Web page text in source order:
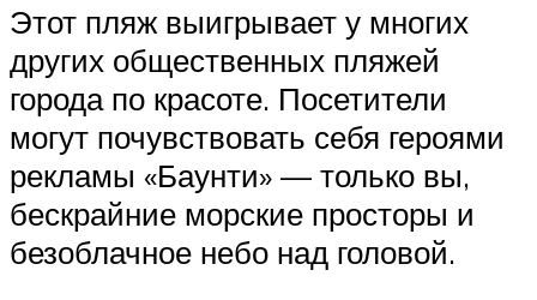
Этот пляж выигрывает у многих
других общественных пляжей
города по красоте. Посетители
могут почувствовать себя героями
рекламы «Баунти» — только вы,
бескрайние морские просторы и
безоблачное небо над головой.